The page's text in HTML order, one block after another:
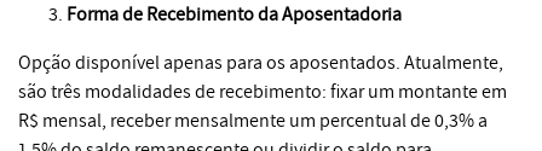
Forma de Recebimento da Aposentadoria
Opção disponível apenas para os aposentados. Atualmente,
são três modalidades de recebimento: fixar um montante em
R$ mensal, receber mensalmente um percentual de 0,3% a